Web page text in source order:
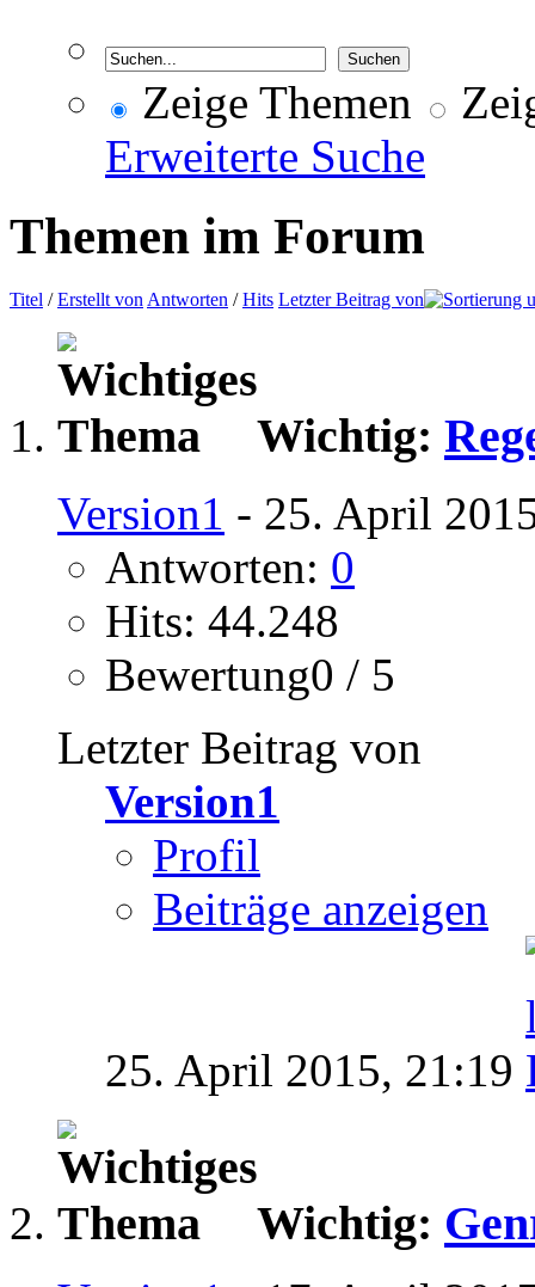
Zeige Themen
Erweiterte Suche
Themen im Forum
Titel /Erstellt von Antworten /Hits Letzter Beitrag von
Wichtig:
Version1 - 25. April
Antworten: 0
Hits: 44.248
Bewertung0 / 5
Letzter Beitrag von
Version1
Profil
Beiträge anzeigen
25. April 2015, 21:19
Wichtig: